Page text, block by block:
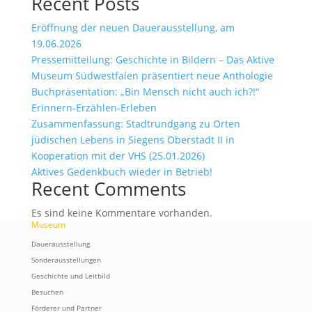
Eröffnung der neuen Dauerausstellung, am
19.06.2026
Pressemitteilung: Geschichte in Bildern – Das Aktive
Museum Südwestfalen präsentiert neue Anthologie
Buchpräsentation: „Bin Mensch nicht auch ich?!“
Erinnern-Erzählen-Erleben
Zusammenfassung: Stadtrundgang zu Orten
jüdischen Lebens in Siegens Oberstadt II in
Kooperation mit der VHS (25.01.2026)
Aktives Gedenkbuch wieder in Betrieb!
Recent Comments
Es sind keine Kommentare vorhanden.
Museum
Dauerausstellung
Sonderausstellungen
Geschichte und Leitbild
Besuchen
Förderer und Partner